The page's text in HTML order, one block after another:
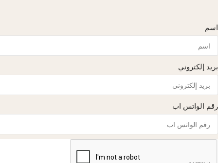
اسم
بريد إلكتروني
رقم الواتس اب